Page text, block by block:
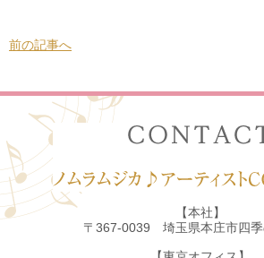
前の記事へ
【本社】
〒367-0039 埼玉県本庄市四